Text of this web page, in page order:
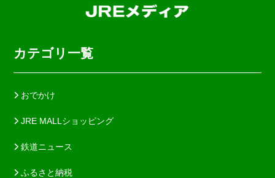
カテゴリ一覧
おでかけ
JRE MALLショッピング
鉄道ニュース
ふるさと納税